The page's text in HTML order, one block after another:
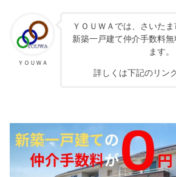
ＹＯＵＷＡ
ＹＯＵＷＡでは、さいた
新築一戸建て仲介手数料
ます。
詳しくは下記のリン